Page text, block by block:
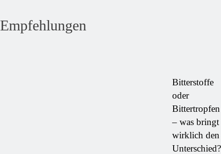
Empfehlungen
Bitterstoffe
oder
Bittertropfen
– was bringt
wirklich den
Unterschied?